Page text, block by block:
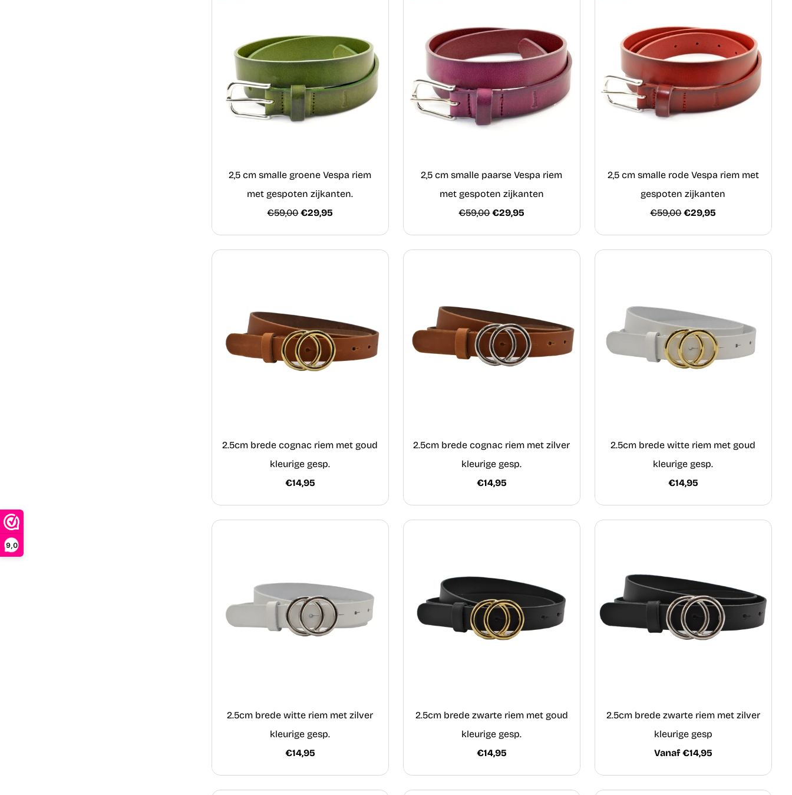
9,0
2,5 cm smalle groene Vespa riem
met gespoten zijkanten.
€59,00 €29,95
2,5 cm smalle paarse Vespa riem
met gespoten zijkanten
€59,00 €29,95
2,5 cm smalle rode Vespa riem met
gespoten zijkanten
€59,00 €29,95
2.5cm brede cognac riem met goud
kleurige gesp.
€14,95
2.5cm brede cognac riem met zilver
kleurige gesp.
€14,95
2.5cm brede witte riem met goud
kleurige gesp.
€14,95
2.5cm brede witte riem met zilver
kleurige gesp.
€14,95
2.5cm brede zwarte riem met goud
kleurige gesp.
€14,95
2.5cm brede zwarte riem met zilver
kleurige gesp
Vanaf €14,95